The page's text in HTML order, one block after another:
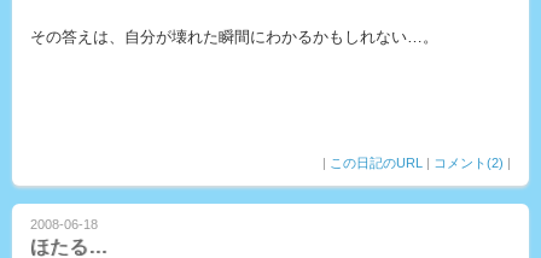
その答えは、自分が壊れた瞬間にわかるかもしれない…。
| この日記のURL | コメント(2) |
2008-06-18
ほたる…